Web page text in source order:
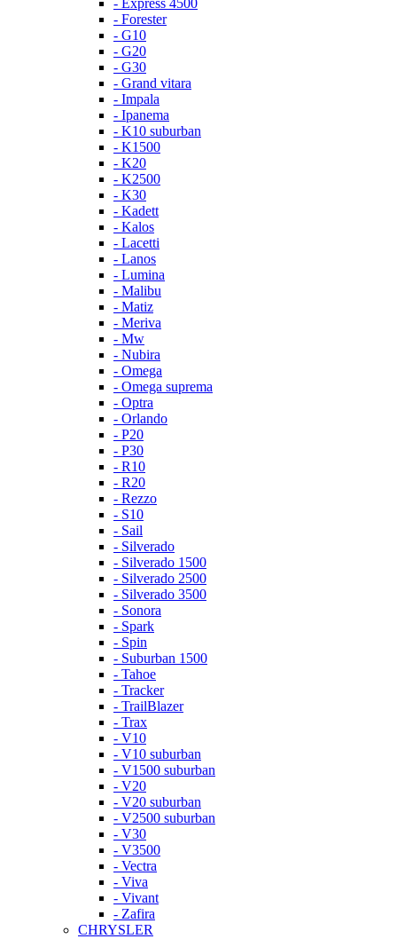
- Express 4500
- Forester
- G10
- G20
- G30
- Grand vitara
- Impala
- Ipanema
- K10 suburban
- K1500
- K20
- K2500
- K30
- Kadett
- Kalos
- Lacetti
- Lanos
- Lumina
- Malibu
- Matiz
- Meriva
- Mw
- Nubira
- Omega
- Omega suprema
- Optra
- Orlando
- P20
- P30
- R10
- R20
- Rezzo
- S10
- Sail
- Silverado
- Silverado 1500
- Silverado 2500
- Silverado 3500
- Sonora
- Spark
- Spin
- Suburban 1500
- Tahoe
- Tracker
- TrailBlazer
- Trax
- V10
- V10 suburban
- V1500 suburban
- V20
- V20 suburban
- V2500 suburban
- V30
- V3500
- Vectra
- Viva
- Vivant
- Zafira
CHRYSLER